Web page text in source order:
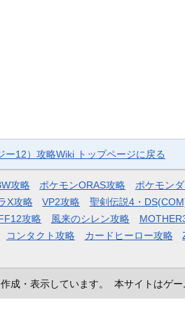
ー12）攻略Wiki トップページに戻る
攻略 ポケモンORAS攻略 ポケモン
X攻略 VP2攻略 聖剣伝説4・
攻略 風来のシレン攻略
コンタクト攻略 カードヒーロー攻略
成・表示しています。 本サイトはゲー